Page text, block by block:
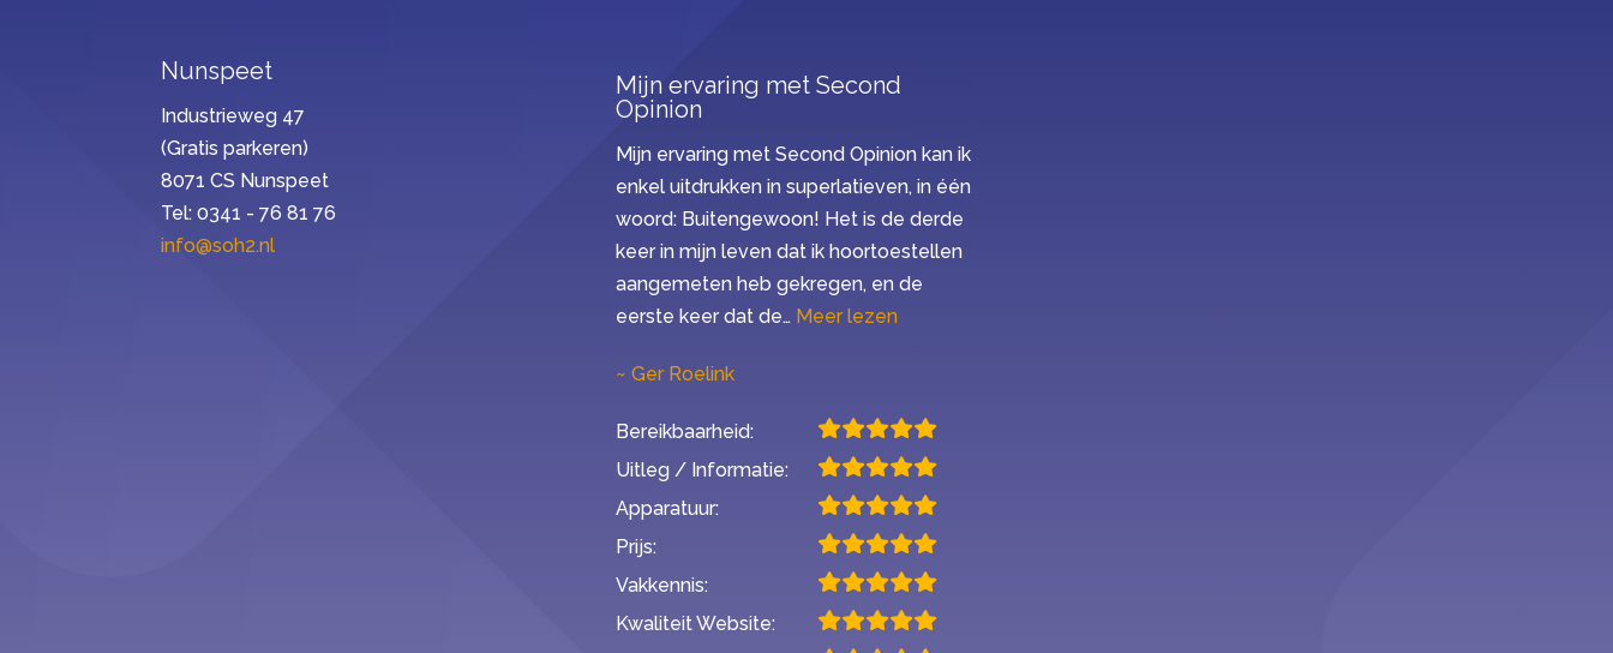
Nunspeet
Industrieweg 47
(Gratis parkeren)
8071 CS Nunspeet
Tel: 0341 - 76 81 76
info@soh2.nl
Mijn ervaring met Second
Opinion
Mijn ervaring met Second Opinion kan ik
enkel uitdrukken in superlatieven, in één
woord: Buitengewoon! Het is de derde
keer in mijn leven dat ik hoortoestellen
aangemeten heb gekregen, en de
eerste keer dat de… Meer lezen“Mijn ervaring met Second Opinion”
Ger Roelink
Bereikbaarheid:
Uitleg / Informatie:
Apparatuur:
Prijs:
Vakkennis:
Kwaliteit Website: